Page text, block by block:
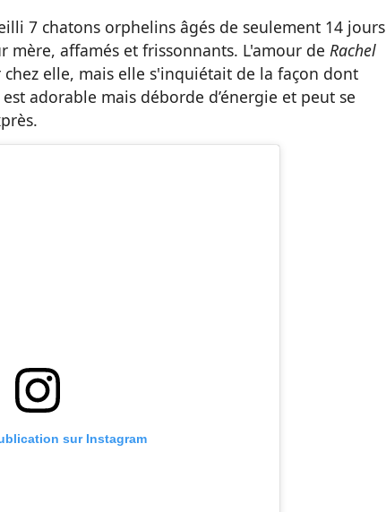
7 chatons orphelins âgés de seulement 14
mère, affamés et frissonnants. L'amour de Rachel
elle, mais elle s'inquiétait de la façon dont
est adorable mais déborde d’énergie et peut se
sur Instagram